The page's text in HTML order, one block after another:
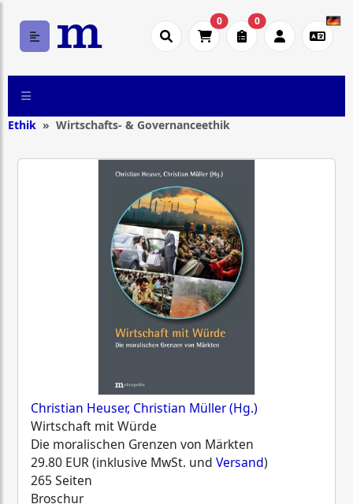
0 0
Ethik Wirtschafts- & Governanceethik
Christian Heuser, Christian Müller (Hg.)
Wirtschaft mit Würde
Die moralischen Grenzen von Märkten
29.80 EUR (inklusive MwSt. und Versand)
265 Seiten
Broschur